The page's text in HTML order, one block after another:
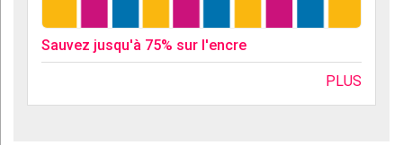
Sauvez jusqu'à 75% sur l'encre
PLUS